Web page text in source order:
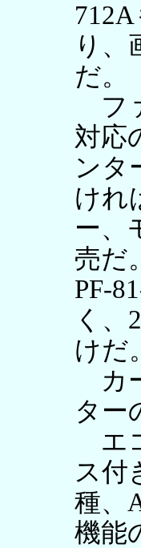
り、
だ。
フ
対応
ンタ
けれ
ー、
売だ
PF-
く、
けだ。
カ
ター
エ
ス付
種、
機能